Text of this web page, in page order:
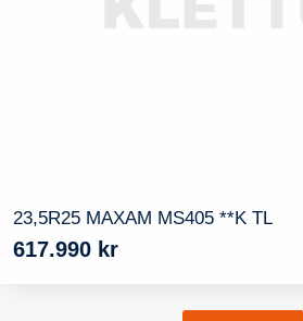
23,5R25 MAXAM MS405 **K TL
617.990 kr